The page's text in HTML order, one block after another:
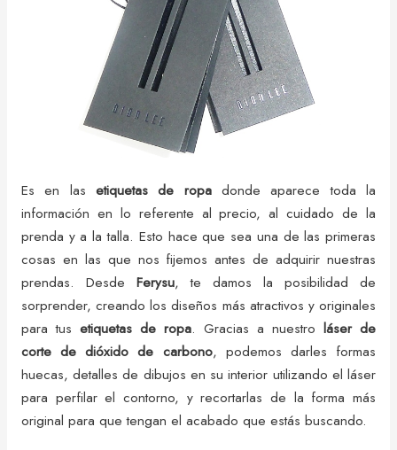
Es en las etiquetas de ropadonde aparece toda la
información en lo referente al precio, al cuidado de la
prenda y a la talla. Esto hace que sea una de las primeras
cosas en las que nos fijemos antes de adquirir nuestras
prendas. Desde Ferysu, te damos la posibilidad de
sorprender, creando los diseños más atractivos y originales
para tus etiquetas de ropa. Gracias a nuestroláser de
corte de dióxido de carbono, podemos darles formas
huecas, detalles de dibujos en su interior utilizando el láser
para perfilar el contorno, y recortarlas de la forma más
original para que tengan el acabado que estás buscando.